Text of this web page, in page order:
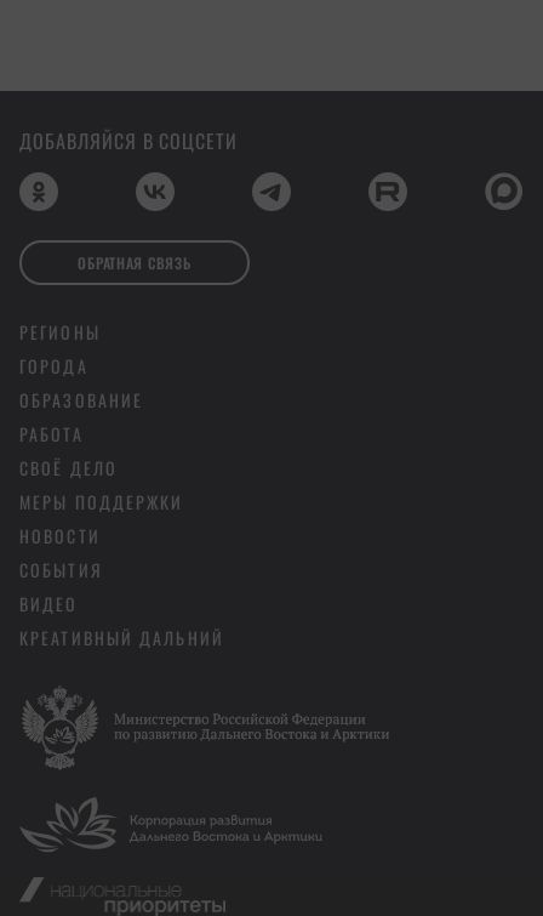
РЕГИОНЫ
ГОРОДА
ОБРАЗОВАНИЕ
РАБОТА
СВОЁ ДЕЛО
МЕРЫ ПОДДЕРЖКИ
НОВОСТИ
СОБЫТИЯ
ВИДЕО
КРЕАТИВНЫЙ ДАЛЬНИЙ
ДОБАВЛЯЙСЯ В СОЦСЕТИ
ОБРАТНАЯ СВЯЗЬ